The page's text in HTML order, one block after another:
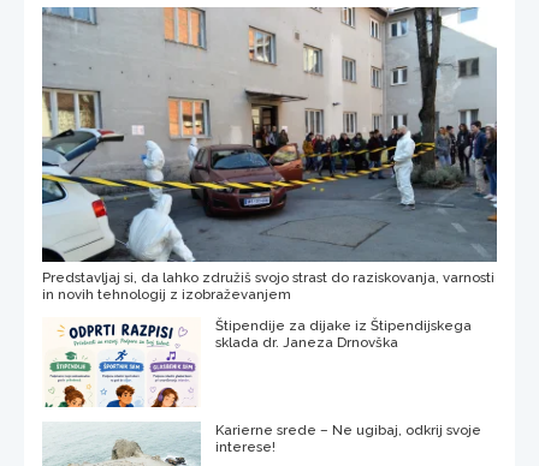
Predstavljaj si, da lahko združiš svojo strast do raziskovanja, varnosti
in novih tehnologij z izobraževanjem
Štipendije za dijake iz Štipendijskega
sklada dr. Janeza Drnovška
Karierne srede – Ne ugibaj, odkrij svoje
interese!